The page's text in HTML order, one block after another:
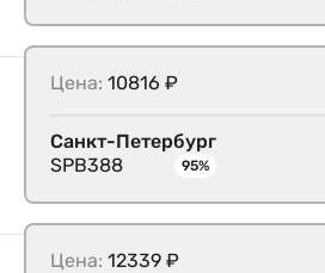
Цена: 10816 ₽
Санкт-Петербург
SPB388
95%
Цена: 12339 ₽